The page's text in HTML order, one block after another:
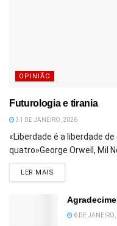
OPINIÃO
Futurologia e tirania
31 DE JANEIRO, 2026
«Liberdade é a liberdade
quatro»George Orwell, Mil
LER MAIS
6 DE